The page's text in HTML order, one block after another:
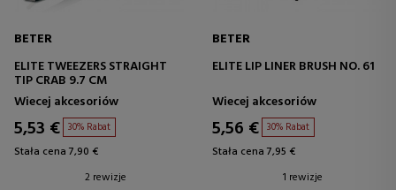
BETER
ELITE TWEEZERS STRAIGHT
TIP CRAB 9.7 CM
Wiecej akcesoriów
5,53 € 30% Rabat
Stała cena 7,90 €
2 rewizje
BETER
ELITE LIP LINER BRUSH NO. 61
Wiecej akcesoriów
5,56 € 30% Rabat
Stała cena 7,95 €
1 rewizje